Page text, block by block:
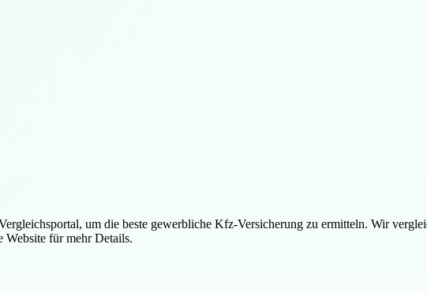
um die beste gewerbliche Kfz-Versicherung zu ermitteln. Wir
Website für mehr Details.